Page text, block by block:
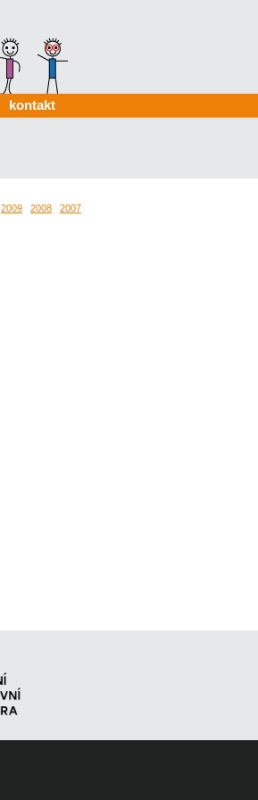
kontakt
2009 2008 2007